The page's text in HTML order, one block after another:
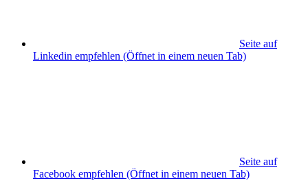
Seite auf
Linkedin empfehlen (Öffnet in einem neuen Tab)
Seite auf
Facebook empfehlen (Öffnet in einem neuen Tab)